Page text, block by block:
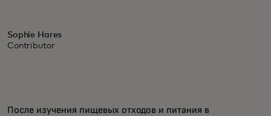
Sophie Hares
Contributor
После изучения пищевых отходов и питания в